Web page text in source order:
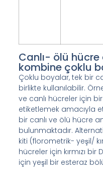
Canlı- ölü
kombine çoklu
Çoklu boyalar, tek bir
birlikte kullanılabilir.
ve canlı hücreler için
etiketlemek amacıyla
bir canlı ve ölü hücre
bulunmaktadır.
kiti (florometrik- yeşil/
hücreler için kırmızı
için yeşil bir esteraz